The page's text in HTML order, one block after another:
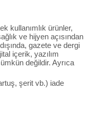
kullanımlık ürünler,
ve hijyen açısından
gazete ve dergi
içerik, yazılım
değildir. Ayrıca
şerit vb.) iade